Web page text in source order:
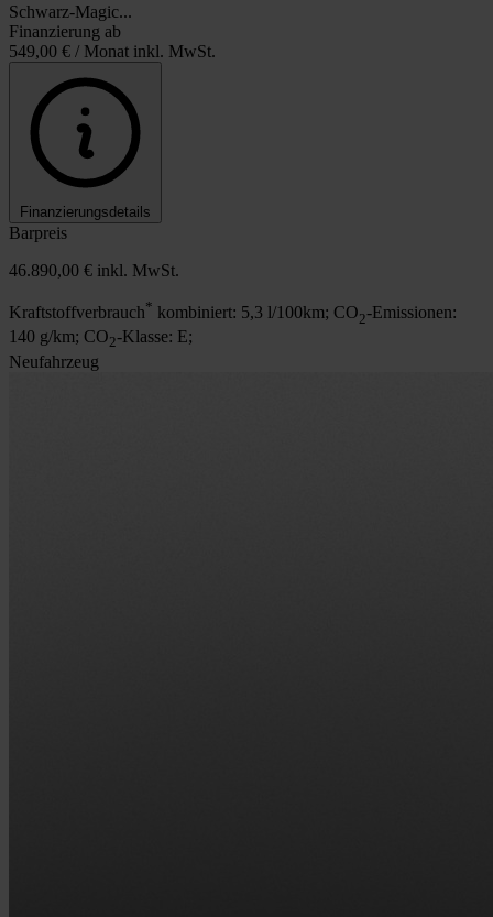
Schwarz-Magic...
Finanzierung ab
549,00 € / Monat inkl. MwSt.
Finanzierungsdetails
Barpreis
46.890,00 € inkl. MwSt.
Kraftstoffverbrauch* kombiniert: 5,3 l/100km; CO2-Emissionen:
140 g/km; CO2-Klasse: E;
Neufahrzeug